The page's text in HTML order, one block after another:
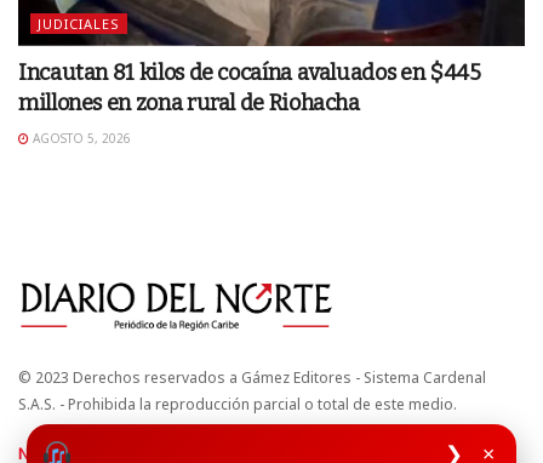
❯ ×
JUDICIALES
Incautan 81 kilos de cocaína avaluados en $445
millones en zona rural de Riohacha
AGOSTO 5, 2026
© 2023 Derechos reservados a Gámez Editores - Sistema Cardenal
S.A.S. - Prohibida la reproducción parcial o total de este medio.
Nuestros sitios